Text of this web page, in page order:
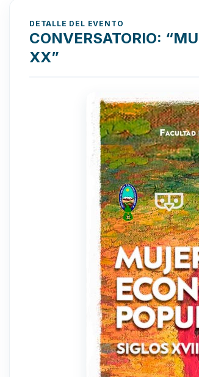
DETALLE DEL EVENTO
CONVERSATORIO:
XX”